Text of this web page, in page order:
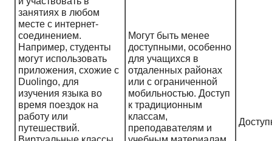
занятиях в любом
месте с интернет-
соединением.
Например, студенты
могут использовать
приложения, схожие с
Duolingo, для
изучения языка во
время поездок на
работу или
путешествий.
Могут быть менее
доступными, особенно
для учащихся в
отдаленных районах
или с ограниченной
мобильностью. Доступ
к традиционным
классам,
преподавателям и